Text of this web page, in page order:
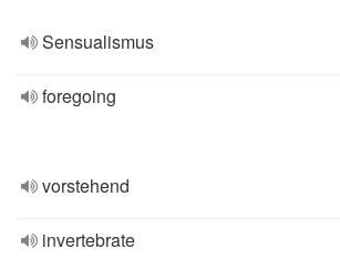
Sensualismus
foregoing
vorstehend
invertebrate